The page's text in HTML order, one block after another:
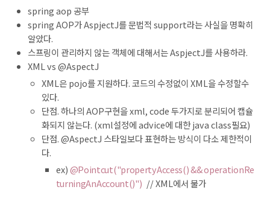
spring aop 공부
spring AOP가 AspjectJ를 문법적 support라는 사실을 명확히
알았다.
스프링이 관리하지 않는 객체에 대해서는 AspjectJ를 사용하라.
XML vs @AspectJ
XML은 pojo를 지원하다. 코드의 수정없이 XML을 수정할수
있다.
단점. 하나의 AOP구현을 xml, code 두가지로 분리되어 캡슐
화되지 않는다. (xml설정에 advice에 대한 java class필요)
단점. @AspectJ 스타일보다 표현하는 방식이 다소 제한적이
다.
ex)@Pointcut("propertyAccess() && operationRe
turningAnAccount()") // XML에서 불가